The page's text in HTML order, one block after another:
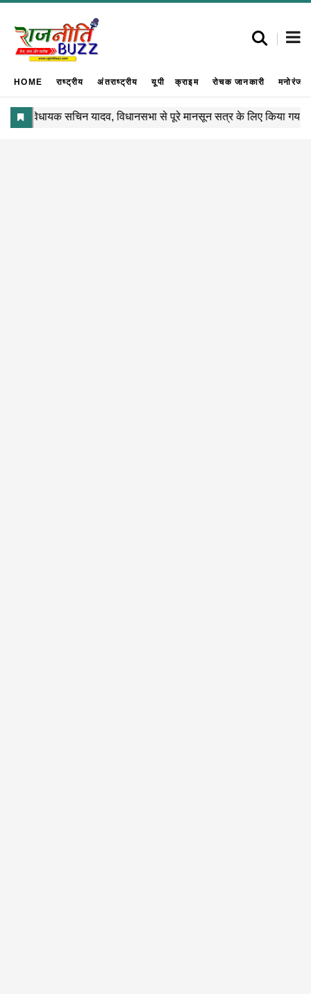
HOME राष्ट्रीय अंतराष्ट्रीय यूपी क्राइम रोचक जानकारी मनोरंजन